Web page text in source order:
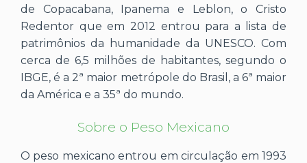
de Copacabana, Ipanema e Leblon, o Cristo
Redentor que em 2012 entrou para a lista de
patrimônios da humanidade da UNESCO. Com
cerca de 6,5 milhões de habitantes, segundo o
IBGE, é a 2ª maior metrópole do Brasil, a 6ª maior
da América e a 35ª do mundo.
Sobre o Peso Mexicano
O peso mexicano entrou em circulação em 1993